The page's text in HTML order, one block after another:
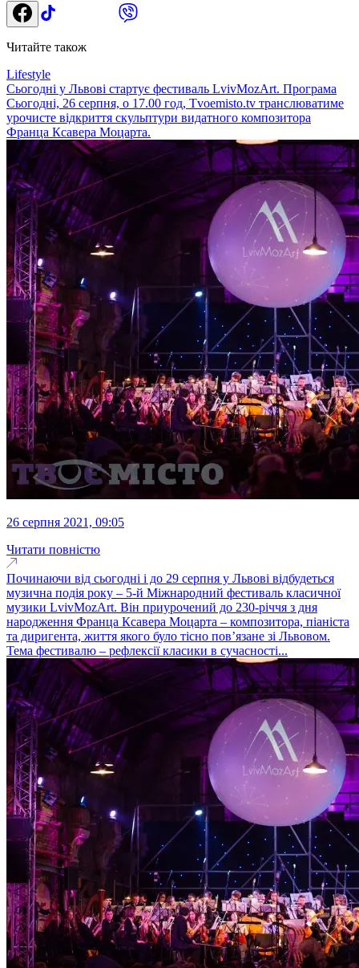
Читайте також
Lifestyle
Сьогодні у Львові стартує фестиваль LvivMozArt. Програма
Сьогодні, 26 серпня, о 17.00 год, Тvoemisto.tv транслюватиме
урочисте відкриття скульптури видатного композитора
Франца Ксавера Моцарта.
26 серпня 2021, 09:05
Читати повністю
Починаючи від сьогодні і до 29 серпня у Львові відбудеться
музична подія року – 5-й Міжнародний фестиваль класичної
музики LvivMozArt. Він приурочений до 230-річчя з дня
народження Франца Ксавера Моцарта – композитора, піаніста
та диригента, життя якого було тісно пов’язане зі Львовом.
Тема фестивалю – рефлексії класики в сучасності...